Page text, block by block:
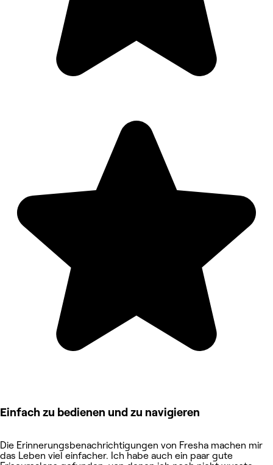
Einfach zu bedienen und zu navigieren
Die Erinnerungsbenachrichtigungen von Fresha machen mir
das Leben viel einfacher. Ich habe auch ein paar gute